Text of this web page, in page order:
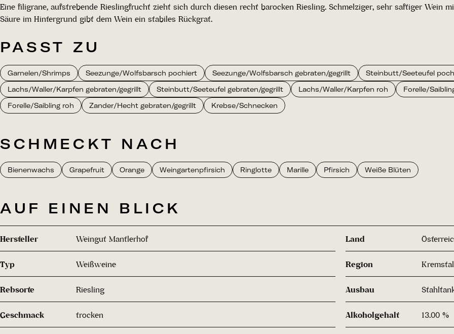
Eine filigrane, aufstrebende Rieslingfrucht zieht sich durch diesen recht barocken Riesling. Schmelziger, sehr saftiger Wein
Säure im Hintergrund gibt dem Wein ein stabiles Rückgrat.
PASST ZU
Garnelen/Shrimps Seezunge/Wolfsbarsch pochiert Seezunge/Wolfsbarsch gebraten/gegrillt
Steinbutt/Seeteufel
Lachs/Waller/Karpfen gebraten/gegrillt
Steinbutt/Seeteufel gebraten/gegrillt Lachs/Waller/Karpfen roh
Forelle/
Forelle/Saibling roh
Zander/Hecht gebraten/gegrillt Krebse/Schnecken
SCHMECKT NACH
Bienenwachs Grapefruit Orange Weingartenpfirsich Ringlotte Marille Pfirsich Weiße Blüten
AUF EINEN BLICK
Hersteller Weingut Mantlerhof Land
Typ Weißweine Region Kremstal
Rebsorte Riesling Ausbau
Geschmack trocken Alkoholgehalt 13.00 %